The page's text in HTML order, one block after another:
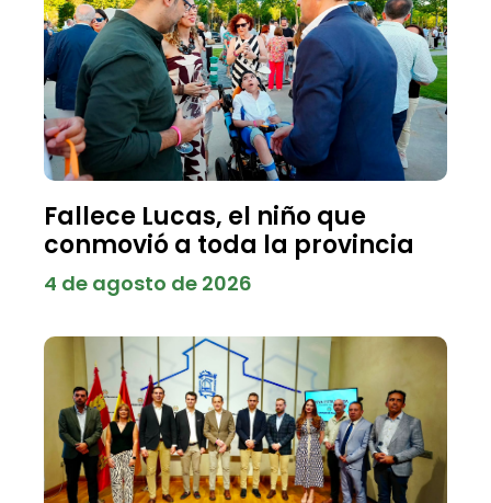
Fallece Lucas, el niño que
conmovió a toda la provincia
4 de agosto de 2026